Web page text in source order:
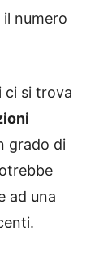
numero
ci si trova
grado di
ad una